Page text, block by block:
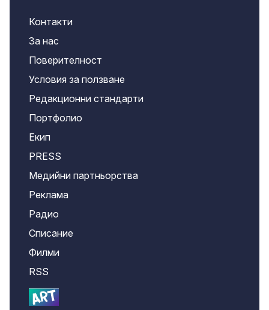
Контакти
За нас
Поверителност
Условия за ползване
Редакционни стандарти
Портфолио
Екип
PRESS
Медийни партньорства
Реклама
Радио
Списание
Филми
RSS